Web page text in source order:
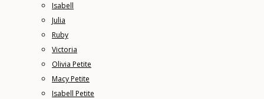
Isabell
Julia
Ruby
Victoria
Olivia Petite
Macy Petite
Isabell Petite